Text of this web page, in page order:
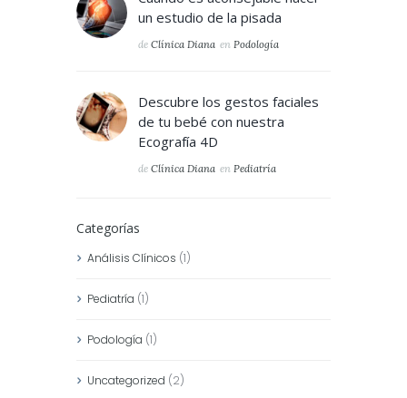
un estudio de la pisada
de Clínica Diana en Podología
Descubre los gestos faciales
de tu bebé con nuestra
Ecografía 4D
de Clínica Diana en Pediatría
Categorías
Análisis Clínicos (1)
Pediatría (1)
Podología (1)
Uncategorized (2)